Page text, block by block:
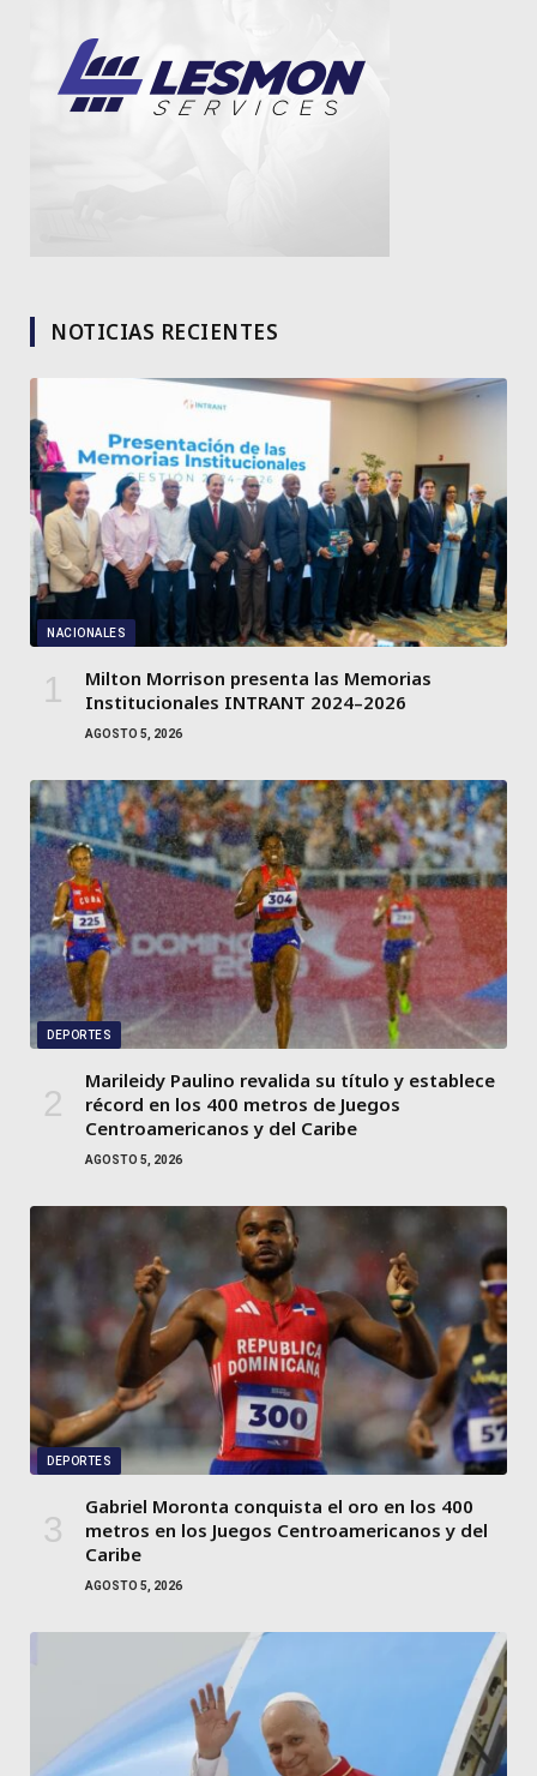
NOTICIAS RECIENTES
NACIONALES
Milton Morrison presenta las Memorias
Institucionales INTRANT 2024–2026
AGOSTO 5, 2026
DEPORTES
Marileidy Paulino revalida su título y establece
récord en los 400 metros de Juegos
Centroamericanos y del Caribe
AGOSTO 5, 2026
DEPORTES
Gabriel Moronta conquista el oro en los 400
metros en los Juegos Centroamericanos y del
Caribe
AGOSTO 5, 2026